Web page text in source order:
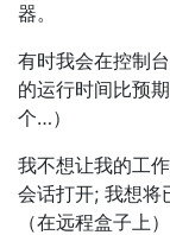
器。
有时我会在控制
的运行时间比预
个…）
我不想让我的工
会话打开; 我想将
（在远程盒子上